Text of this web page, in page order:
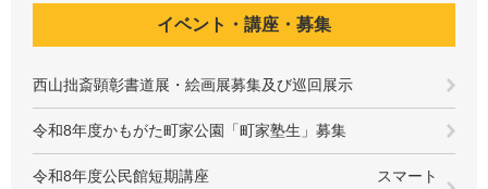
イベント・講座・募集
西山拙斎顕彰書道展・絵画展募集及び巡回展示
令和8年度かもがた町家公園「町家塾生」募集
令和8年度公民館短期講座 スマート